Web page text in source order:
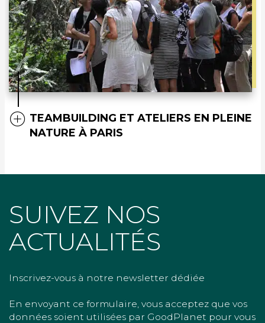
TEAMBUILDING ET ATELIERS EN PLEINE
NATURE À PARIS
SUIVEZ NOS
ACTUALITÉS
Inscrivez-vous à notre newsletter dédiée
En envoyant ce formulaire, vous acceptez que vos
données soient utilisées par GoodPlanet pour vous